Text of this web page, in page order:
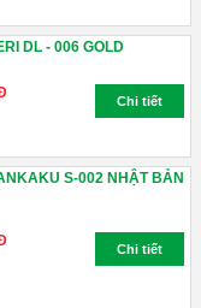
DL - 006 GOLD
Chi tiết
S-002 NHẬT BẢN
Chi tiết